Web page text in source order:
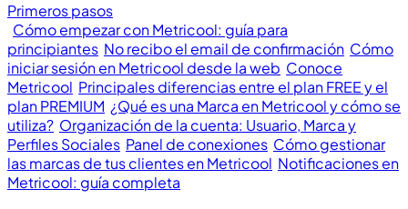
Primeros pasos
Cómo empezar con Metricool: guía para
principiantes No recibo el email de confirmación Cómo
iniciar sesión en Metricool desde la web Conoce
Metricool Principales diferencias entre el plan FREE y el
plan PREMIUM ¿Qué es una Marca en Metricool y cómo se
utiliza? Organización de la cuenta: Usuario, Marca y
Perfiles Sociales Panel de conexiones Cómo gestionar
las marcas de tus clientes en Metricool Notificaciones en
Metricool: guía completa